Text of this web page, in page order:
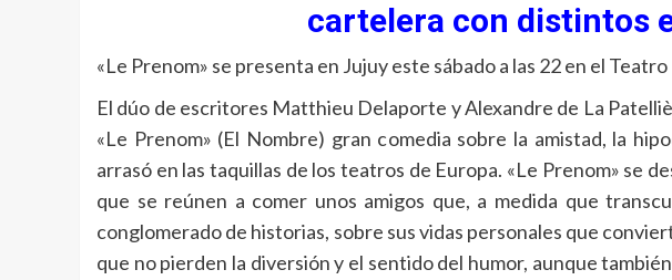
cartelera con distintos
«Le Prenom» se presenta en Jujuy este sábado a las 22 en el
El dúo de escritores Matthieu Delaporte y Alexandre de La
«Le Prenom» (El Nombre) gran comedia sobre la amistad, la
arrasó en las taquillas de los teatros de Europa. «Le Prenom» se
que se reúnen a comer unos amigos que, a medida que
conglomerado de historias, sobre sus vidas personales que
que no pierden la diversión y el sentido del humor, aunque